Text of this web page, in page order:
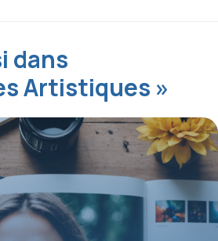
dans
Artistiques »